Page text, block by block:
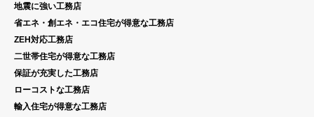
地震に強い工務店
省エネ・創エネ・エコ住宅が得意な工務店
ZEH対応工務店
二世帯住宅が得意な工務店
保証が充実した工務店
ローコストな工務店
輸入住宅が得意な工務店